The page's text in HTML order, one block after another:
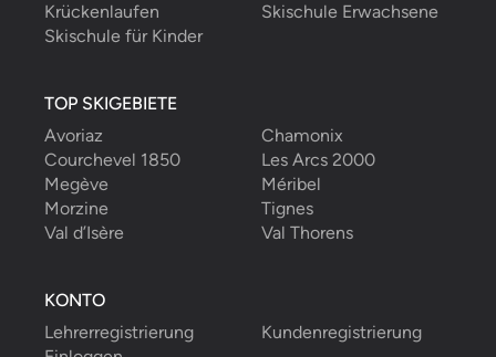
Krückenlaufen
Skischule Erwachsene
Skischule für Kinder
TOP SKIGEBIETE
Avoriaz
Chamonix
Courchevel 1850
Les Arcs 2000
Megève
Méribel
Morzine
Tignes
Val d’Isère
Val Thorens
KONTO
Lehrerregistrierung
Kundenregistrierung